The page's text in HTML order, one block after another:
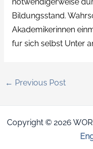
Bildungsstand.
Akademikerinnen
fur sich selbst Unter
← Previous Post
Copyright © 2026